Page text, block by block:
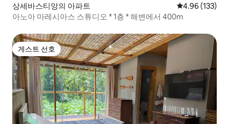
상세바스티앙의 아파트 평점 4.96점(5
4.96 (133)
아노아 마레시아스 스튜디오 * 1층 * 해변에서 400m
게스트 선호
게스트 선호